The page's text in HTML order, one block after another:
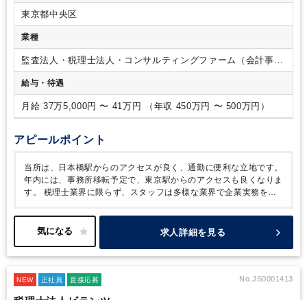
せします。 ■入社後の流れ:入社後まずは税理士の補助スタッ
フとして仕訳入力や、 書類作成補助などを経験し、業務知識
を習得して頂きます。
雇用元は、株式会社中央綜合ビジネスコンサルティングとなり
ます。中央綜合税理士事務所とは業務委託契約を結んでいた
だき、税理士補助業務をおまかせいたします。
いては面接時に直接ご説明させていただきますので、ご安心く
ださい。）
生命保険販売資格（一般、専門・変額）のある方
東京都中央区
業種
監査法人・税理士法人・コンサルティングファーム（会計事務
所）
給与・待遇
月給 37万5,000円 〜 41万円 （年収 450万円 〜 500万円）
アピールポイント
当所は、日本橋駅からのアクセスが良く、通勤に便利な立地です。
年内には、事務所移転予定で、東京駅からのアクセスも良くなりま
す。
税理士業界に限らず、スタッフは多様な業界で企業実務を経
す。柔軟性のあるメンバーが多く、風通しの良い職場環境です。
普段の残業はほとんどなく、確定申告時などの繁忙月に多少の残業
へ＞当所では原則定時退社・試験前後で柔軟に有給休暇の取得が
求人詳細を見る
NEW 正社員 直接応募 No.JS0001413